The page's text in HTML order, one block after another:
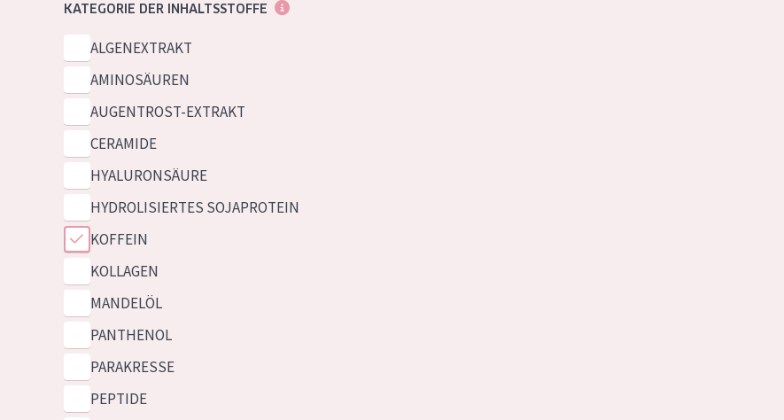
KATEGORIE DER INHALTSSTOFFE
ALGENEXTRAKT
AMINOSÄUREN
AUGENTROST-EXTRAKT
CERAMIDE
HYALURONSÄURE
HYDROLISIERTES SOJAPROTEIN
KOFFEIN
KOLLAGEN
MANDELÖL
PANTHENOL
PARAKRESSE
PEPTIDE